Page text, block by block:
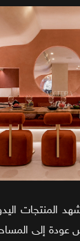
المنتجات
إلى